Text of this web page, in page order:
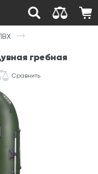
гребная
Сравнить